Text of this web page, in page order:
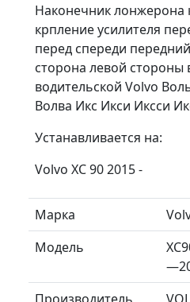
Наконечник лонжерона
крпление усилителя
перед спереди
сторона левой стороны
водительской Volvo
Волва Икс Икси Иксси
Устанавливается на:
Volvo XC 90 2015 -
Марка
Модель